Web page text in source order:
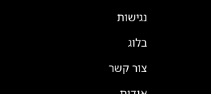
נגישות
בלוג
צור קשר